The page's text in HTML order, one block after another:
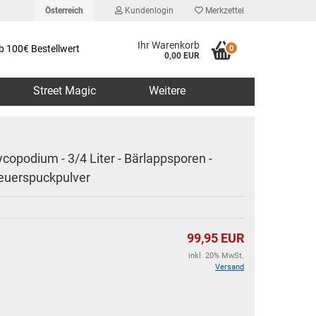
Österreich Kundenlogin Merkzettel
100€ Bestellwert Ihr Warenkorb
0,00 EUR
0
Street Magic Weitere
- 3/4 Liter - Bärlappsporen -
99,95 EUR
inkl. 20% MwSt.
Versand